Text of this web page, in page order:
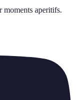
moments aperitifs.